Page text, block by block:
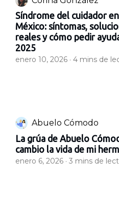
Síndrome del cuidador en
México: síntomas,
reales y cómo pedir
2025
enero 10, 2026 · 4 mins de
Abuelo Cómodo
La grúa de Abuelo
cambio la vida de mi
enero 6, 2026 · 3 mins de